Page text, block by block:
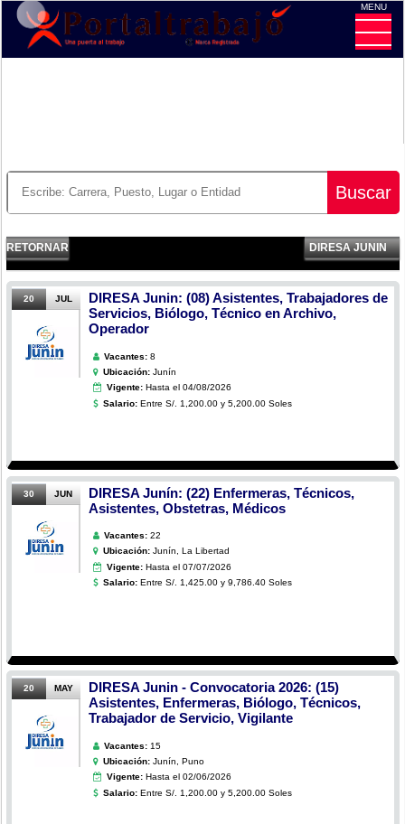
MENU
Buscar
RETORNAR DIRESA JUNIN
20 JUL
DIRESA Junin: (08) Asistentes, Trabajadores de
Servicios, Biólogo, Técnico en Archivo,
Operador
Vacantes: 8
Ubicación: Junín
Vigente: Hasta el 04/08/2026
Salario: Entre S/. 1,200.00 y 5,200.00 Soles
30 JUN
DIRESA Junín: (22) Enfermeras, Técnicos,
Asistentes, Obstetras, Médicos
Vacantes: 22
Ubicación: Junín, La Libertad
Vigente: Hasta el 07/07/2026
Salario: Entre S/. 1,425.00 y 9,786.40 Soles
20 MAY
DIRESA Junin - Convocatoria 2026: (15)
Asistentes, Enfermeras, Biólogo, Técnicos,
Trabajador de Servicio, Vigilante
Vacantes: 15
Ubicación: Junín, Puno
Vigente: Hasta el 02/06/2026
Salario: Entre S/. 1,200.00 y 5,200.00 Soles